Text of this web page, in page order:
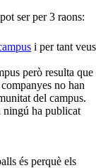
ser per 3 raons:
i per tant veus
però resulta que
no han
del campus.
ningú ha publicat
és perquè els